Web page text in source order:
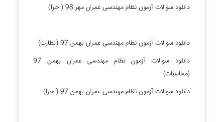
دانلود سوالات آزمون نظام مهندسی عمران مهر 98 (اجرا)
دانلود سوالات آزمون نظام مهندسی عمران بهمن 97 (نظارت)
دانلود سوالات آزمون نظام مهندسی عمران بهمن 97
(محاسبات)
دانلود سوالات آزمون نظام مهندسی عمران بهمن 97 (اجرا)